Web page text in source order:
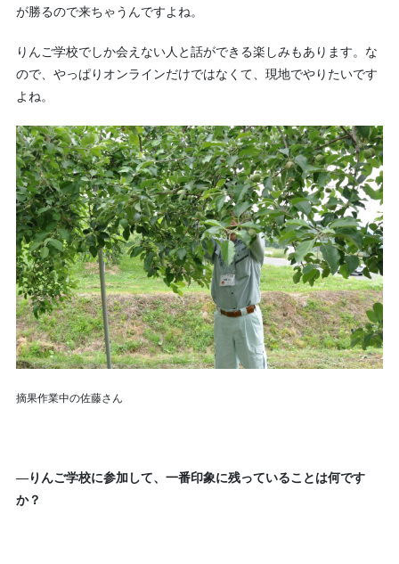
が勝るので来ちゃうんですよね。
りんご学校でしか会えない人と話ができる楽しみもあります。な
ので、やっぱりオンラインだけではなくて、現地でやりたいです
よね。
摘果作業中の佐藤さん
—りんご学校に参加して、一番印象に残っていることは何です
か？